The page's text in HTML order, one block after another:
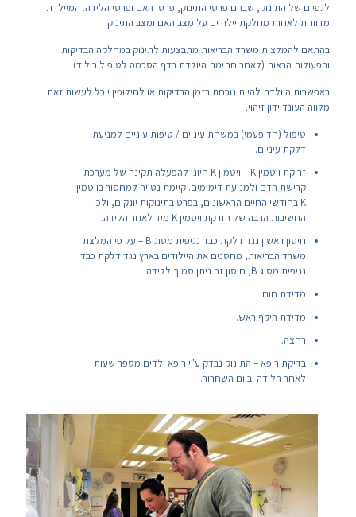
לגפיים של התינוק, שבהם פרטי התינוק, פרטי האם ופרטי הלידה. המיילדת
מדווחת לאחות מחלקת יילודים על מצב האם ומצב התינוק.
בהתאם להמלצות משרד הבריאות מתבצעות לתינוק במחלקה הבדיקות
והפעולות הבאות (לאחר חתימת היולדת בדף הסכמה לטיפול בילוד):
באפשרות היולדת להיות נוכחת בזמן הבדיקות או לחילופין יוכל לעשות זאת
מלווה העונד ידון זיהוי.
טיפול (חד פעמי) במשחת עיניים / טיפות עיניים למניעת
דלקת עיניים.
זריקת ויטמין K – ויטמין K חיוני להפעלה תקינה של מערכת
קרישת הדם ולמניעת דימומים. קיימת נטייה למחסור בויטמין
K בחודשי החיים הראשונים, בפרט בתינוקות יונקים, ולכן
החשיבות הרבה של הזרקת ויטמין K מיד לאחר הלידה.
חיסון ראשון נגד דלקת כבד נגיפית מסוג B – על פי המלצת
משרד הבריאות, מחסנים את היילודים בארץ נגד דלקת כבד
נגיפית מסוג B, חיסון זה ניתן סמוך ללידה.
מדידת חום.
מדידת היקף ראש.
רחצה.
בדיקת רופא – התינוק נבדק ע"י רופא ילדים מספר שעות
לאחר הלידה וביום השחרור.